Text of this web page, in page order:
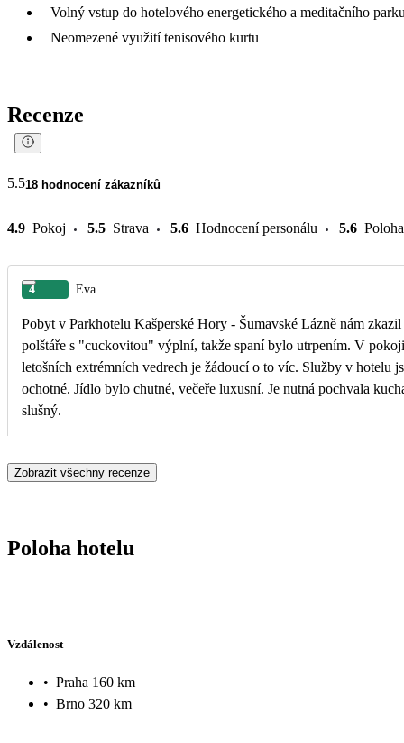
Volný vstup do hotelového energetického a meditačního
Neomezené využití tenisového kurtu
Recenze
5.518 hodnocení zákazníků
4.9 Pokoj 5.5 Strava 5.6 Hodnocení personálu 5.6 Poloha
4 Eva
Pobyt v Parkhotelu Kašperské Hory - Šumavské Lázně nám
polštáře s "cuckovitou" výplní, takže spaní bylo utrpením. V
letošních extrémních vedrech je žádoucí o to víc. Služby v hotelu jsou na vysoké úrovni. Obsluha recepce vždy milá a vstřícná. Fyzioterapeutky jsou profesionální, milé a
ochotné. Jídlo bylo chutné, večeře luxusní. Je nutná pochvala
slušný.
Zobrazit všechny recenze
Poloha hotelu
Vzdálenost
• Praha 160 km
• Brno 320 km